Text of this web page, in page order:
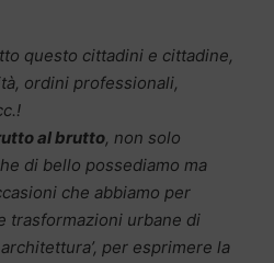
questo cittadini e cittadine,
ordini professionali,
al brutto, non solo
di bello possediamo ma
che abbiamo per
trasformazioni urbane di
per esprimere la